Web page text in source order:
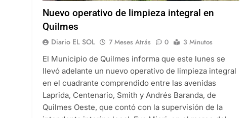
Nuevo operativo de limpieza integral en
Quilmes
Diario EL SOL 7 Meses Atrás 0
3 Minutos
El Municipio de Quilmes informa que este lunes se
llevó adelante un nuevo operativo de limpieza integral
en el cuadrante comprendido entre las avenidas
Laprida, Centenario, Smith y Andrés Baranda, de
Quilmes Oeste, que contó con la supervisión de la